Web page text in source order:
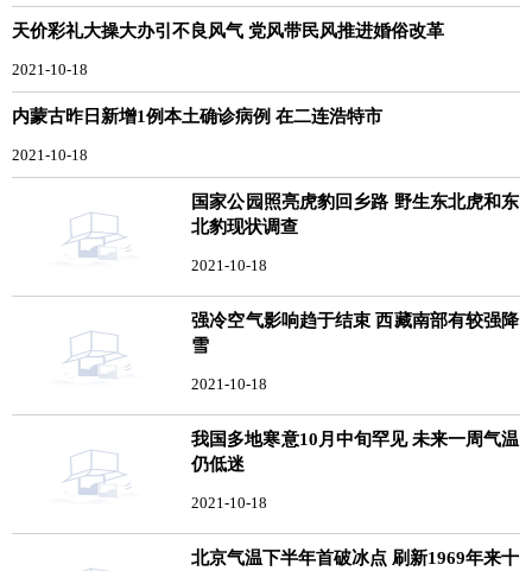
天价彩礼大操大办引不良风气 党风带民风推进婚俗改革
2021-10-18
内蒙古昨日新增1例本土确诊病例 在二连浩特市
2021-10-18
国家公园照亮虎豹回乡路 野生东北虎和东
北豹现状调查
2021-10-18
强冷空气影响趋于结束 西藏南部有较强降
雪
2021-10-18
我国多地寒意10月中旬罕见 未来一周气温
仍低迷
2021-10-18
北京气温下半年首破冰点 刷新1969年来十